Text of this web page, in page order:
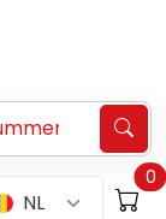
NL
0